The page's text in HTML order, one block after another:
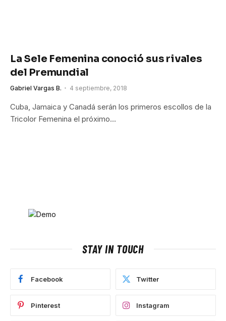
La Sele Femenina conoció sus rivales
del Premundial
Gabriel Vargas B. 4 septiembre, 2018
Cuba, Jamaica y Canadá serán los primeros escollos de la
Tricolor Femenina el próximo…
STAY IN TOUCH
Facebook Twitter
Pinterest Instagram